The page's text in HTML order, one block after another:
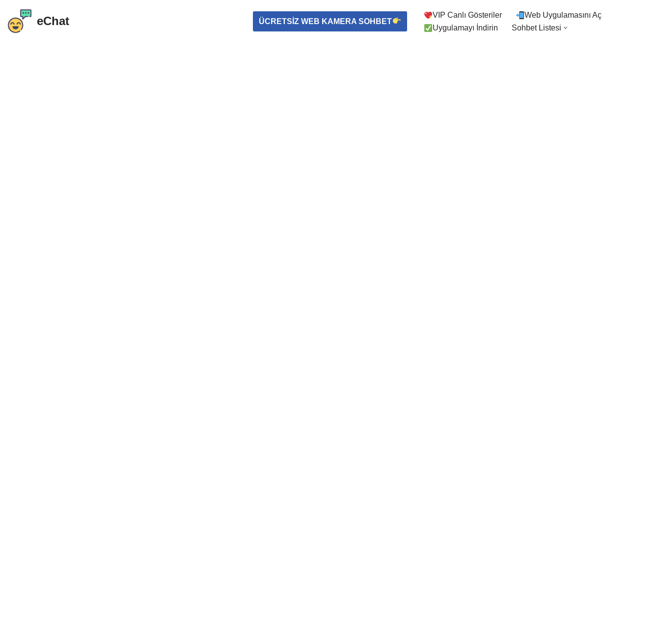
İçeriğe
eChat ÜCRETSİZ WEB KAMERA SOHBET
VIP Canlı Gösteriler
Web Uygulamasını Aç
Uygulamayı İndirin
Sohbet Listesi